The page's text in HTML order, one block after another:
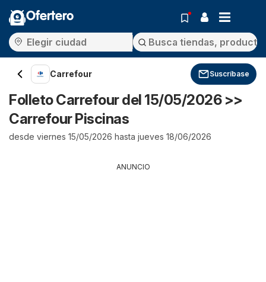
Ofertero
Carrefour Suscríbase
Folleto Carrefour del 15/05/2026 >>
Carrefour Piscinas
desde viernes 15/05/2026 hasta jueves 18/06/2026
ANUNCIO